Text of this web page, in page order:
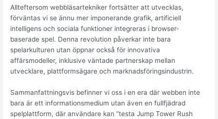
Allteftersom webbläsartekniker fortsätter att utvecklas,
förväntas vi se ännu mer imponerande grafik, artificiell
intelligens och sociala funktioner integreras i browser-
baserade spel. Denna revolution påverkar inte bara
spelarkulturen utan öppnar också för innovativa
affärsmodeller, inklusive väntade partnerskap mellan
utvecklare, plattformsägare och marknadsföringsindustrin.
Sammanfattningsvis befinner vi oss i en era där webben inte
bara är ett informationsmedium utan även en fullfjädrad
spelplattform, där användare kan ”testa Jump Tower Rush